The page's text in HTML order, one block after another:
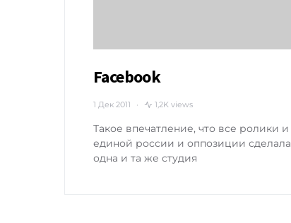
Facebook
1 Дек 2011 1,2K views
Такое впечатление, что все ролики и
единой россии и оппозиции сделала
одна и та же студия